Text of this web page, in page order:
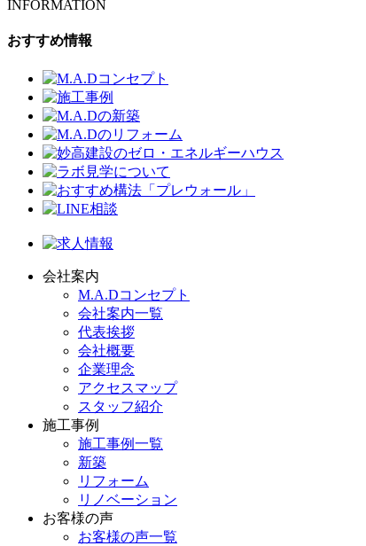
INFORMATION
おすすめ情報
会社案内
M.A.Dコンセプト
会社案内一覧
代表挨拶
会社概要
企業理念
アクセスマップ
スタッフ紹介
施工事例
施工事例一覧
新築
リフォーム
リノベーション
お客様の声
お客様の声一覧